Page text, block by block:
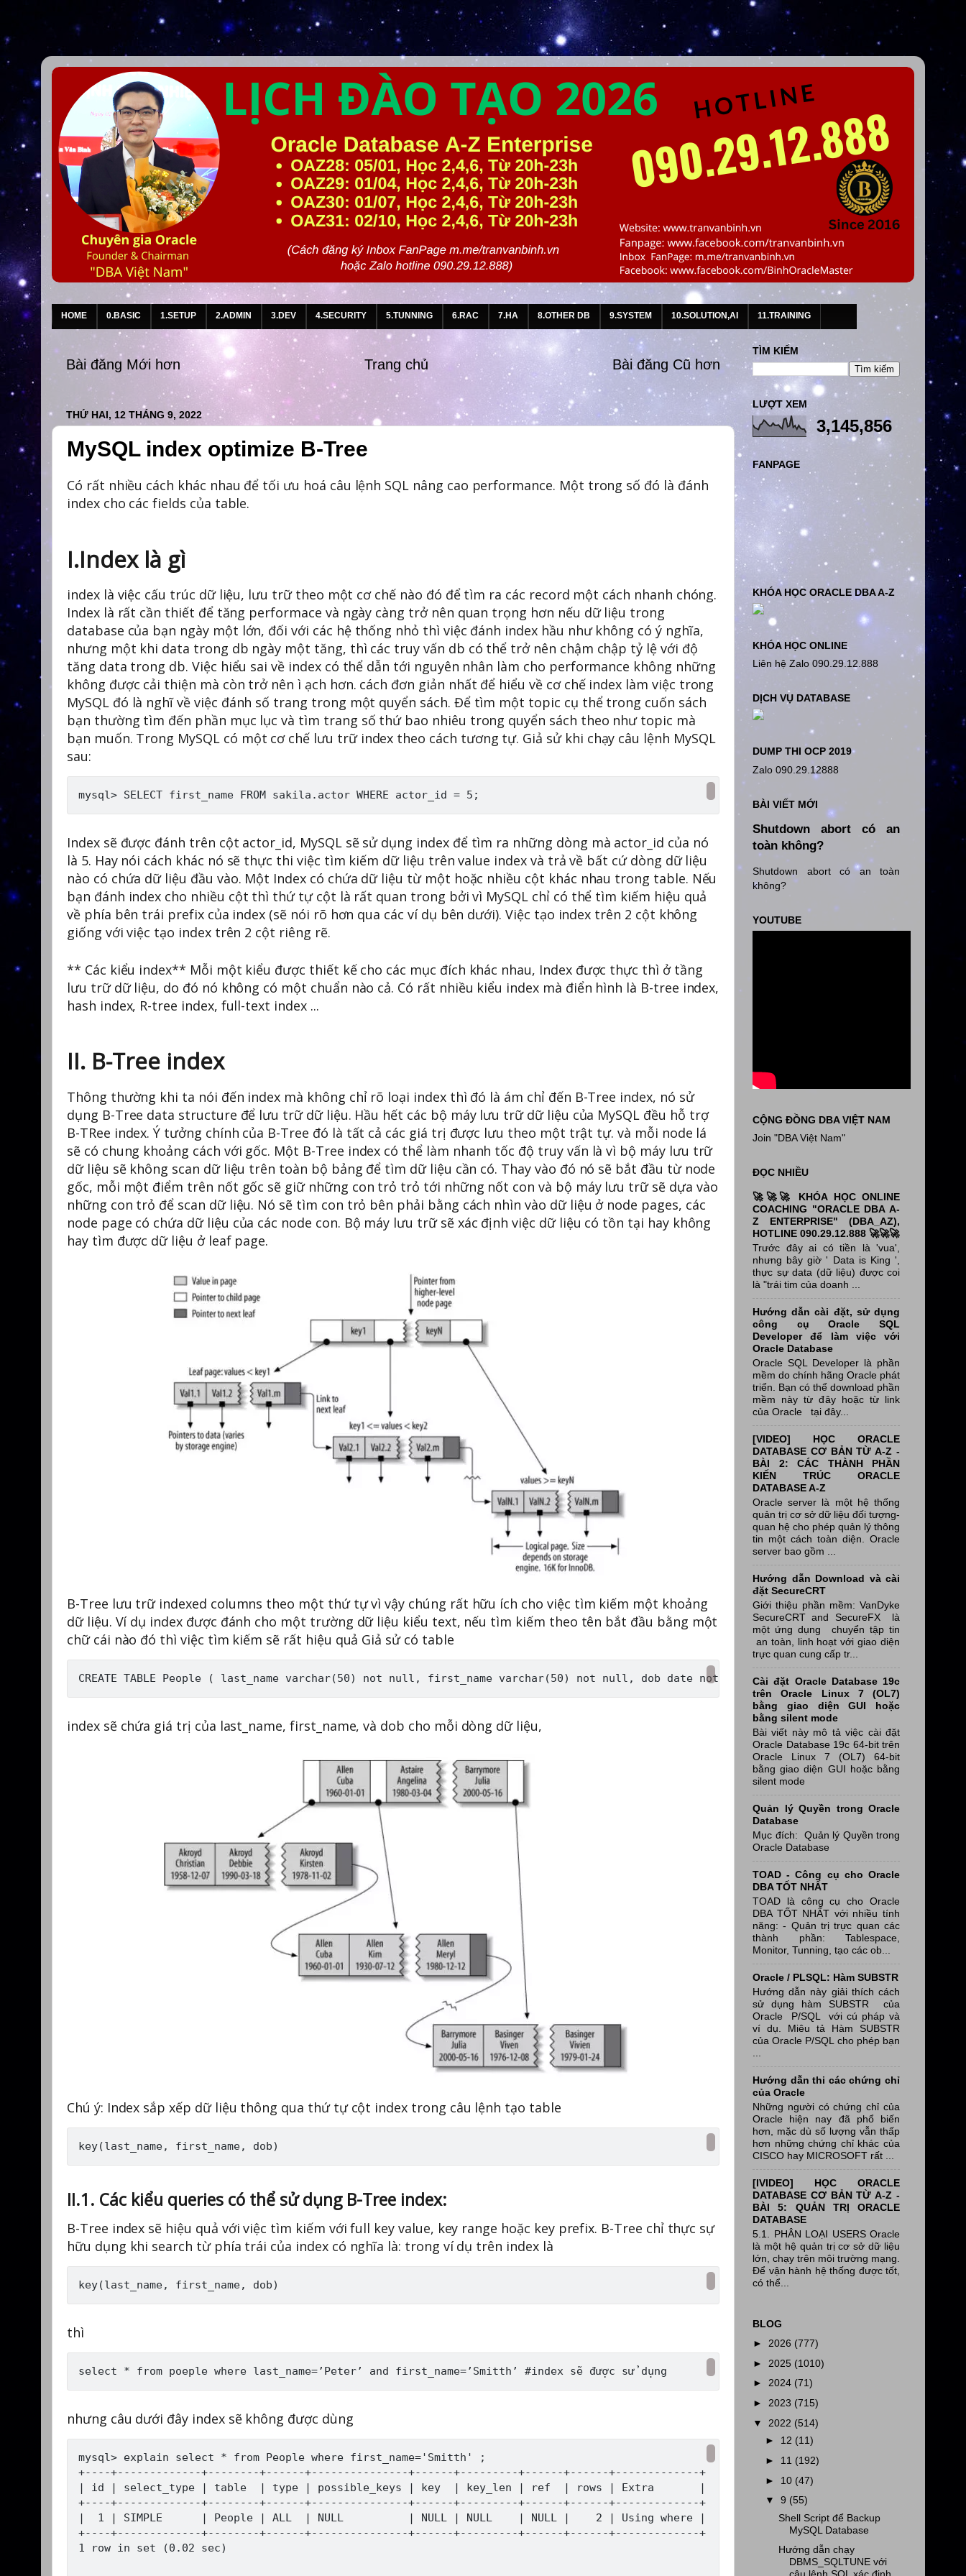
HOME 0.BASIC 1.SETUP 2.ADMIN 3.DEV 4.SECURITY 5.TUNNING 6.RAC 7.HA 8.OTHER DB 9.SYSTEM 10.SOLUTION,AI 11.TRAINING
Bài đăng Mới hơn Bài đăng Cũ hơn
Trang chủ
THỨ HAI, 12 THÁNG 9, 2022
MySQL index optimize B-Tree
Có rất nhiều cách khác nhau để tối ưu hoá câu lệnh SQL nâng cao performance. Một trong số đó là đánh
index cho các fields của table.
I.Index là gì
index là việc cấu trúc dữ liệu, lưu trữ theo một cơ chế nào đó để tìm ra các record một cách nhanh chóng.
Index là rất cần thiết để tăng performace và ngày càng trở nên quan trọng hơn nếu dữ liệu trong
database của bạn ngày một lớn, đối với các hệ thống nhỏ thì việc đánh index hầu như không có ý nghĩa,
nhưng một khi data trong db ngày một tăng, thì các truy vấn db có thể trở nên chậm chập tỷ lệ với độ
tăng data trong db. Việc hiểu sai về index có thể dẫn tới nguyên nhân làm cho performance không những
không được cải thiện mà còn trở nên ì ạch hơn. cách đơn giản nhất để hiểu về cơ chế index làm việc trong
MySQL đó là nghĩ về việc đánh số trang trong một quyển sách. Để tìm một topic cụ thể trong cuốn sách
bạn thường tìm đến phần mục lục và tìm trang số thứ bao nhiêu trong quyển sách theo như topic mà
bạn muốn. Trong MySQL có một cơ chế lưu trữ index theo cách tương tự. Giả sử khi chạy câu lệnh MySQL
sau:
Index sẽ được đánh trên cột actor_id, MySQL sẽ sử dụng index để tìm ra những dòng mà actor_id của nó
là 5. Hay nói cách khác nó sẽ thực thi việc tìm kiếm dữ liệu trên value index và trả về bất cứ dòng dữ liệu
nào có chứa dữ liệu đầu vào. Một Index có chứa dữ liệu từ một hoặc nhiều cột khác nhau trong table. Nếu
bạn đánh index cho nhiều cột thì thứ tự cột là rất quan trong bởi vì MySQL chỉ có thể tìm kiếm hiệu quả
về phía bên trái prefix của index (sẽ nói rõ hơn qua các ví dụ bên dưới). Việc tạo index trên 2 cột không
giống với việc tạo index trên 2 cột riêng rẽ.
** Các kiểu index** Mỗi một kiểu được thiết kế cho các mục đích khác nhau, Index được thực thì ở tầng
lưu trữ dữ liệu, do đó nó không có một chuẩn nào cả. Có rất nhiều kiểu index mà điển hình là B-tree index,
hash index, R-tree index, full-text index ...
II. B-Tree index
Thông thường khi ta nói đến index mà không chỉ rõ loại index thì đó là ám chỉ đến B-Tree index, nó sử
dụng B-Tree data structure để lưu trữ dữ liệu. Hầu hết các bộ máy lưu trữ dữ liệu của MySQL đều hỗ trợ
B-TRee index. Ý tưởng chính của B-Tree đó là tất cả các giá trị được lưu theo một trật tự. và mỗi node lá
sẽ có chung khoảng cách với gốc. Một B-Tree index có thể làm nhanh tốc độ truy vấn là vì bộ máy lưu trữ
dữ liệu sẽ không scan dữ liệu trên toàn bộ bảng để tìm dữ liệu cần có. Thay vào đó nó sẽ bắt đầu từ node
gốc, mỗi một điểm trên nốt gốc sẽ giữ những con trỏ trỏ tới những nốt con và bộ máy lưu trữ sẽ dựa vào
những con trỏ để scan dữ liệu. Nó sẽ tìm con trỏ bên phải bằng cách nhìn vào dữ liệu ở node pages, các
node page có chứa dữ liệu của các node con. Bộ máy lưu trữ sẽ xác định việc dữ liệu có tồn tại hay không
hay tìm được dữ liệu ở leaf page.
B-Tree lưu trữ indexed columns theo một thứ tự vì vậy chúng rất hữu ích cho việc tìm kiếm một khoảng
dữ liệu. Ví dụ index được đánh cho một trường dữ liệu kiểu text, nếu tìm kiếm theo tên bắt đầu bằng một
chữ cái nào đó thì việc tìm kiếm sẽ rất hiệu quả Giả sử có table
index sẽ chứa giá trị của last_name, first_name, và dob cho mỗi dòng dữ liệu,
Chú ý: Index sắp xếp dữ liệu thông qua thứ tự cột index trong câu lệnh tạo table
II.1. Các kiểu queries có thể sử dụng B-Tree index:
B-Tree index sẽ hiệu quả với việc tìm kiếm với full key value, key range hoặc key prefix. B-Tree chỉ thực sự
hữu dụng khi search từ phía trái của index có nghĩa là: trong ví dụ trên index là
thì
nhưng câu dưới đây index sẽ không được dùng
mysql> explain select * from People where first_name='Smitth' ;
+----+-------------+--------+------+---------------+------+---------+------+------+-------------+
| id | select_type | table  | type | possible_keys | key  | key_len | ref  | rows | Extra       |
+----+-------------+--------+------+---------------+------+---------+------+------+-------------+
|  1 | SIMPLE      | People | ALL  | NULL          | NULL | NULL    | NULL |    2 | Using where |
+----+-------------+--------+------+---------------+------+---------+------+------+-------------+
1 row in set (0.02 sec)
TÌM KIẾM
LƯỢT XEM
3,145,856
FANPAGE
KHÓA HỌC ORACLE DBA A-Z
KHÓA HỌC ONLINE
Liên hệ Zalo 090.29.12.888
DỊCH VỤ DATABASE
DUMP THI OCP 2019
Zalo 090.29.12888
BÀI VIẾT MỚI
Shutdown abort có an
toàn không?
Shutdown abort có an toàn
không?
YOUTUBE
CỘNG ĐỒNG DBA VIỆT NAM
Join "DBA Việt Nam"
ĐỌC NHIỀU
🚀🚀🚀 KHÓA HỌC ONLINE
COACHING "ORACLE DBA A-
Z ENTERPRISE" (DBA_AZ),
HOTLINE 090.29.12.888 🚀🚀🚀
Trước đây ai có tiền là 'vua',
nhưng bây giờ ' Data is King ',
thực sự data (dữ liệu) được coi
là "trái tim của doanh ...
Hướng dẫn cài đặt, sử dụng
công cụ Oracle SQL
Developer để làm việc với
Oracle Database
Oracle SQL Developer là phần
mềm do chính hãng Oracle phát
triển. Bạn có thể download phần
mềm này từ đây hoặc từ link
của Oracle tại đây...
[VIDEO] HỌC ORACLE
DATABASE CƠ BẢN TỪ A-Z -
BÀI 2: CÁC THÀNH PHẦN
KIẾN TRÚC ORACLE
DATABASE A-Z
Oracle server là một hệ thống
quản trị cơ sở dữ liệu đối tượng-
quan hệ cho phép quản lý thông
tin một cách toàn diện. Oracle
server bao gồm ...
Hướng dẫn Download và cài
đặt SecureCRT
Giới thiệu phần mềm: VanDyke
SecureCRT and SecureFX là
một ứng dụng chuyển tập tin
an toàn, linh hoạt với giao diện
trực quan cung cấp tr...
Cài đặt Oracle Database 19c
trên Oracle Linux 7 (OL7)
bằng giao diện GUI hoặc
bằng silent mode
Bài viết này mô tả việc cài đặt
Oracle Database 19c 64-bit trên
Oracle Linux 7 (OL7) 64-bit
bằng giao diện GUI hoặc bằng
silent mode
Quản lý Quyền trong Oracle
Database
Mục đích: Quản lý Quyền trong
Oracle Database
TOAD - Công cụ cho Oracle
DBA TỐT NHẤT
TOAD là công cụ cho Oracle
DBA TỐT NHẤT với nhiều tính
năng: - Quản trị trực quan các
thành phần: Tablespace,
Monitor, Tunning, tạo các ob...
Oracle / PLSQL: Hàm SUBSTR
Hướng dẫn này giải thích cách
sử dụng hàm SUBSTR của
Oracle P/SQL với cú pháp và
ví dụ. Miêu tả Hàm SUBSTR
của Oracle P/SQL cho phép bạn
Hướng dẫn thi các chứng chỉ
của Oracle
Những người có chứng chỉ của
Oracle hiện nay đã phổ biến
hơn, mặc dù số lượng vẫn thấp
hơn những chứng chỉ khác của
CISCO hay MICROSOFT rất ...
[IVIDEO] HỌC ORACLE
DATABASE CƠ BẢN TỪ A-Z -
BÀI 5: QUẢN TRỊ ORACLE
DATABASE
5.1. PHÂN LOẠI USERS Oracle
là một hệ quản trị cơ sở dữ liệu
lớn, chạy trên môi trường mạng.
Để vận hành hệ thống được tốt,
có thể...
BLOG
► 2026 (777)
► 2025 (1010)
► 2024 (71)
► 2023 (715)
▼ 2022 (514)
► 12 (11)
► 11 (192)
► 10 (47)
▼9 (55)
Shell Script để Backup
MySQL Database
Hướng dẫn chạy
DBMS_SQLTUNE với